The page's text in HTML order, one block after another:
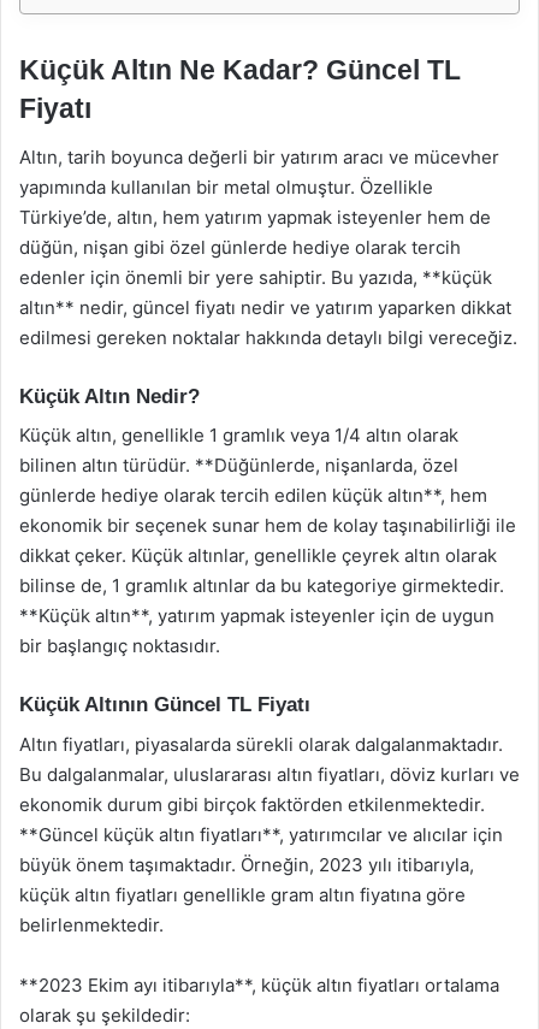
Küçük Altın Ne Kadar? Güncel TL
Fiyatı
Altın, tarih boyunca değerli bir yatırım aracı ve mücevher
yapımında kullanılan bir metal olmuştur. Özellikle
Türkiye’de, altın, hem yatırım yapmak isteyenler hem de
düğün, nişan gibi özel günlerde hediye olarak tercih
edenler için önemli bir yere sahiptir. Bu yazıda, **küçük
altın** nedir, güncel fiyatı nedir ve yatırım yaparken dikkat
edilmesi gereken noktalar hakkında detaylı bilgi vereceğiz.
Küçük Altın Nedir?
Küçük altın, genellikle 1 gramlık veya 1/4 altın olarak
bilinen altın türüdür. **Düğünlerde, nişanlarda, özel
günlerde hediye olarak tercih edilen küçük altın**, hem
ekonomik bir seçenek sunar hem de kolay taşınabilirliği ile
dikkat çeker. Küçük altınlar, genellikle çeyrek altın olarak
bilinse de, 1 gramlık altınlar da bu kategoriye girmektedir.
**Küçük altın**, yatırım yapmak isteyenler için de uygun
bir başlangıç noktasıdır.
Küçük Altının Güncel TL Fiyatı
Altın fiyatları, piyasalarda sürekli olarak dalgalanmaktadır.
Bu dalgalanmalar, uluslararası altın fiyatları, döviz kurları ve
ekonomik durum gibi birçok faktörden etkilenmektedir.
**Güncel küçük altın fiyatları**, yatırımcılar ve alıcılar için
büyük önem taşımaktadır. Örneğin, 2023 yılı itibarıyla,
küçük altın fiyatları genellikle gram altın fiyatına göre
belirlenmektedir.
**2023 Ekim ayı itibarıyla**, küçük altın fiyatları ortalama
olarak şu şekildedir: